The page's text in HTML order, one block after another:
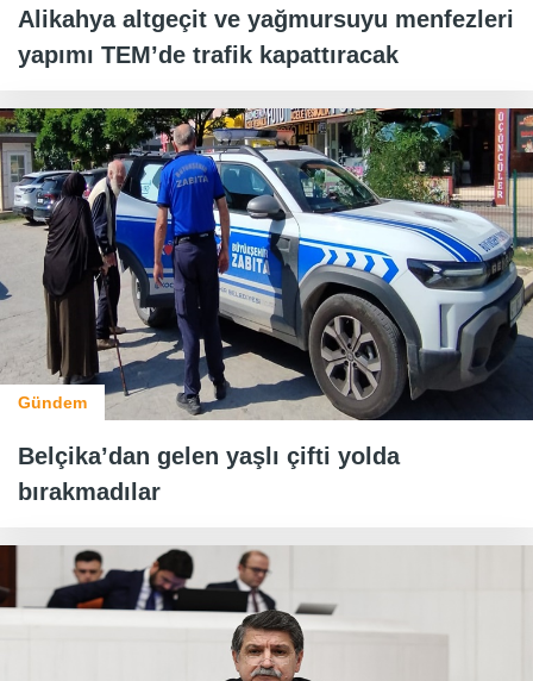
Alikahya altgeçit ve yağmursuyu menfezleri
yapımı TEM’de trafik kapattıracak
Gündem
Belçika’dan gelen yaşlı çifti yolda
bırakmadılar